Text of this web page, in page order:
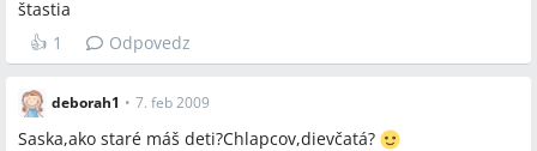
štastia
👍 1 Odpovedz
deborah1 • 7. feb 2009
Saska,ako staré máš deti?Chlapcov,dievčatá?